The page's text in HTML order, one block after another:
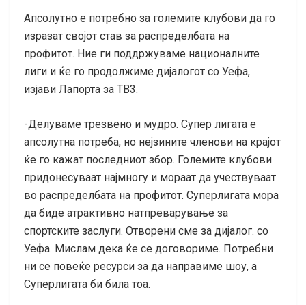
Апсолутно е потребно за големите клубови да го
изразат својот став за распределбата на
профитот. Ние ги поддржуваме националните
лиги и ќе го продолжиме дијалогот со Уефа,
изјави Лапорта за ТВ3.
-Делуваме трезвено и мудро. Супер лигата е
апсолутна потреба, но нејзините членови на крајот
ќе го кажат последниот збор. Големите клубови
придонесуваат најмногу и мораат да учествуваат
во распределбата на профитот. Суперлигата мора
да биде атрактивно натпреварување за
спортските заслуги. Отворени сме за дијалог. со
Уефа. Мислам дека ќе се договориме. Потребни
ни се повеќе ресурси за да направиме шоу, а
Суперлигата би била тоа.